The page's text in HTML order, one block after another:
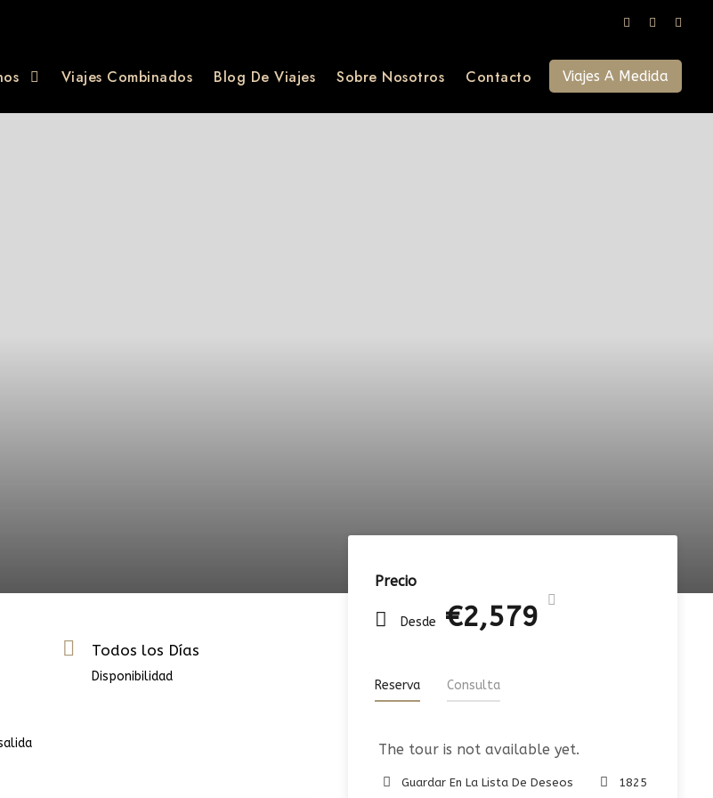
Viajes Combinados Blog De Viajes Sobre Nosotros Contacto Viajes A Medida
Precio
Desde €2,579
Reserva Consulta
The tour is not available yet.
Guardar En La Lista De Deseos 1825
Todos los Días
Disponibilidad